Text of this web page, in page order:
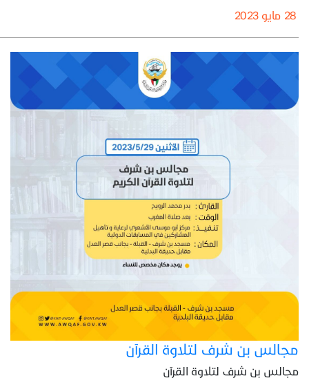
مجالس بن شرف لتلاوة القرآن
مجالس بن شرف لتلاوة القرآن